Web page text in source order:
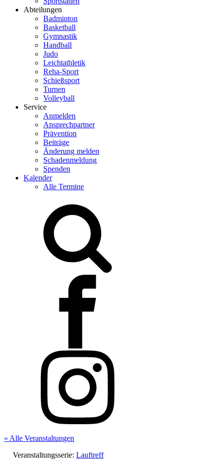
Abteilungen
Badminton
Basketball
Gymnastik
Handball
Judo
Leichtathletik
Reha-Sport
Schießsport
Turnen
Volleyball
Service
Anmelden
Ansprechpartner
Prävention
Beiträge
Änderung melden
Schadenmeldung
Spenden
Kalender
Alle Termine
« Alle Veranstaltungen
Veranstaltungsserie: Lauftreff